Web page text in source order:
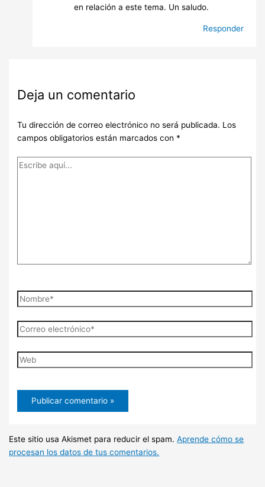
en relación a este tema. Un saludo.
Responder
Deja un comentario
Tu dirección de correo electrónico no será publicada. Los
campos obligatorios están marcados con *
Escribe
Nombre*
Correo
electrónico*
Web
Este sitio usa Akismet para reducir el spam.Aprende cómo se
procesan los datos de tus comentarios.